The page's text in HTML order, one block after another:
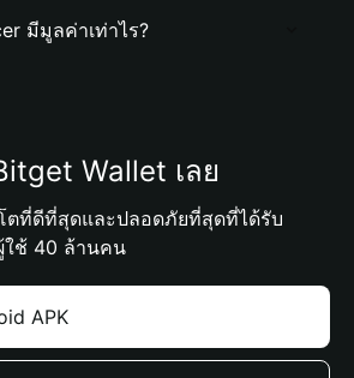
มีมูลค่าเท่าไร?
Wallet เลย
ตที่ดีที่สุดและปลอดภัยที่สุดที่ได้รับ
ใช้ 40 ล้านคน
APK